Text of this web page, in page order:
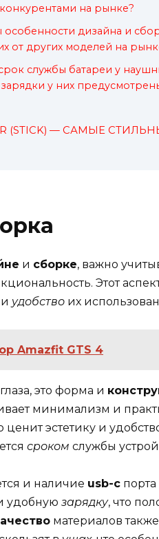
на рынке?
особенности дизайна и
от других моделей на
службы батареи у
у них
(STICK) — САМЫЕ
и сборке, важно
Этот
и удобство их
Amazfit GTS 4
это форма и
минимализм и
эстетику и
сроком службы
и наличие usb-c
удобную зарядку, что
материалов